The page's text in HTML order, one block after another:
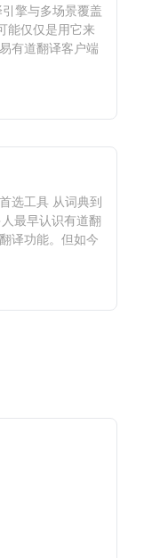
擎与多场景覆盖
能仅仅是用它来
有道翻译客户端
选工具 从词典到
最早认识有道翻
译功能。但如今